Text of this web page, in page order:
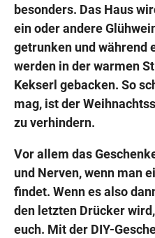
besonders. Das Haus
ein oder andere
getrunken und während
werden in der warmen
Kekserl gebacken. So
mag, ist der
zu verhindern.
Vor allem das
und Nerven, wenn man
findet. Wenn es also
den letzten Drücker
euch. Mit der DIY-